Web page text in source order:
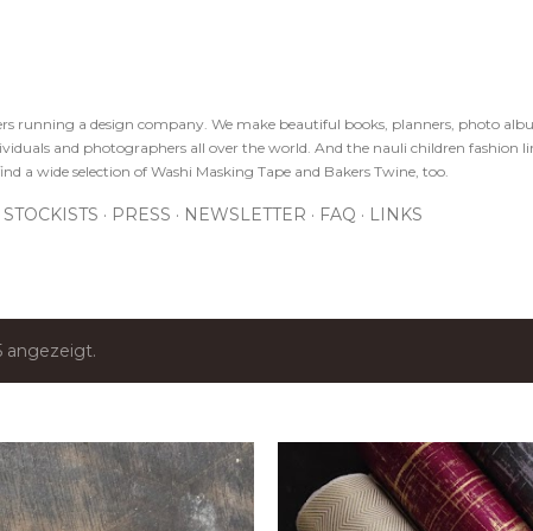
running a design company. We make beautiful books, planners, photo
and photographers all over the world. And the nauli children fashion
a wide selection of Washi Masking Tape and Bakers Twine, too.
STOCKISTS PRESS NEWSLETTER FAQ LINKS
angezeigt.